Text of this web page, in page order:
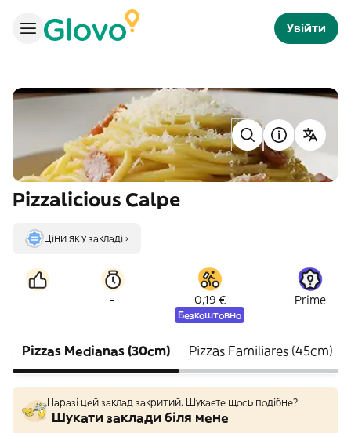
Увійти
Pizzalicious Calpe
Ціни як у закладі ›
-- - 0,19 €
Безкоштовно
Prime
Pizzas Medianas (30cm) Pizzas Familiares (45cm)
Наразі цей заклад закритий. Шукаєте щось подібне?
Шукати заклади біля мене